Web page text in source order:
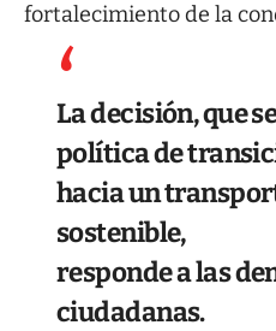
fortalecimiento de la
La decisión, que
política de
hacia un
sostenible,
responde a las
ciudadanas.